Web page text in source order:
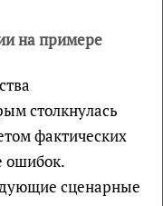
на примере
столкнулась
фактических
ошибок.
сценарные